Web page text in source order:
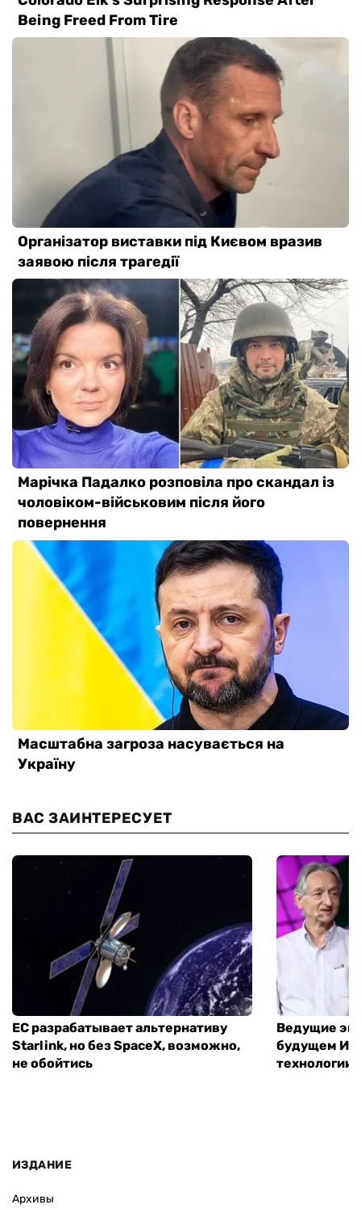
ВАС ЗАИНТЕРЕСУЕТ
ЕС разрабатывает альтернативу
Starlink, но без SpaceX, возможно,
не обойтись
Ведущие
будущем
технологии
ИЗДАНИЕ
Архивы